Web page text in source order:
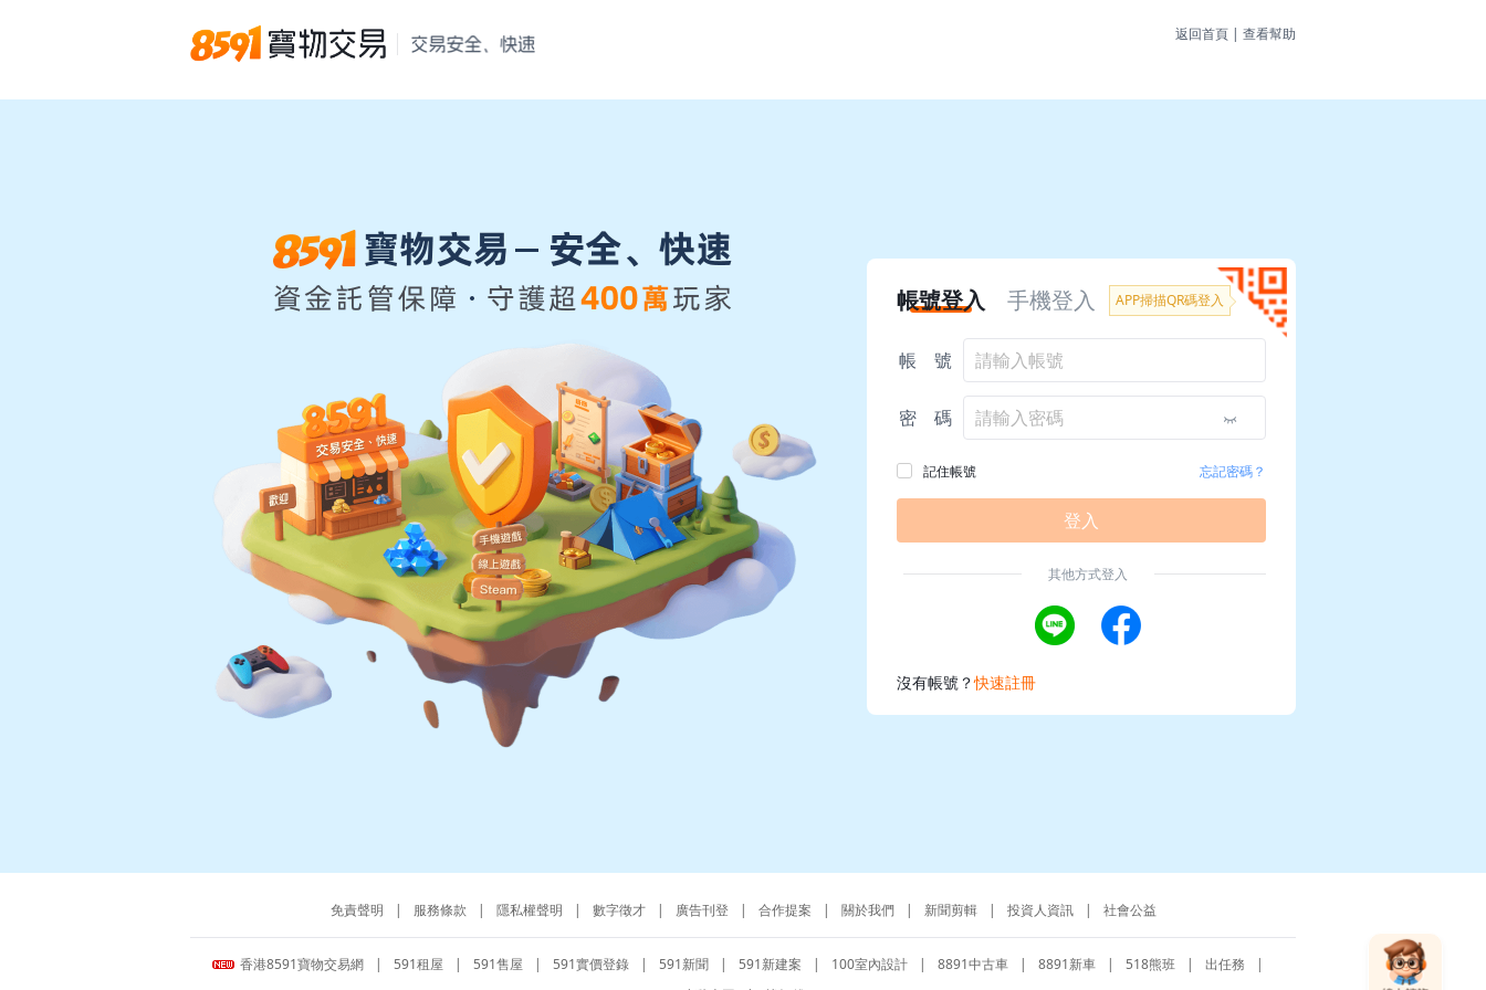
返回首頁 | 查看幫助
帳號登入 手機登入 APP掃描QR碼登入
帳 號
密 碼
記住帳號 忘記密碼？
登入
其他方式登入
沒有帳號？快速註冊
免責聲明 | 服務條款 | 隱私權聲明 | 數字徵才 | 廣告刊登 | 合作提案 | 關於我們 | 新聞剪輯 | 投資人資訊 | 社會公益
香港8591寶物交易網 | 591租屋 | 591售屋 | 591實價登錄 | 591新聞 | 591新建案 | 100室內設計 | 8891中古車 | 8891新車 | 518熊班 | 出任務
|